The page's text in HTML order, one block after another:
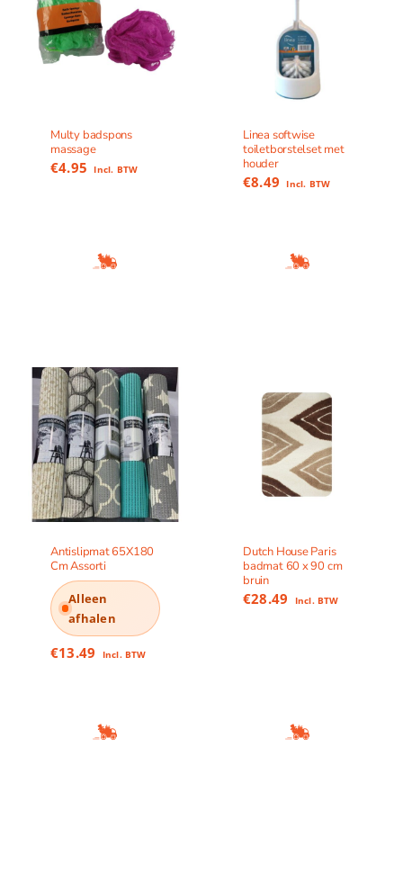
Multy badspons
massage
€4.95 Incl. BTW
Linea softwise
toiletborstelset met
houder
€8.49 Incl. BTW
Antislipmat 65X180
Cm Assorti
Alleen
afhalen
€13.49 Incl. BTW
Dutch House Paris
badmat 60 x 90 cm
bruin
€28.49 Incl. BTW